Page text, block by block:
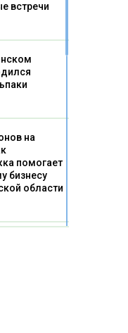
встречи
на
помогает
бизнесу
области